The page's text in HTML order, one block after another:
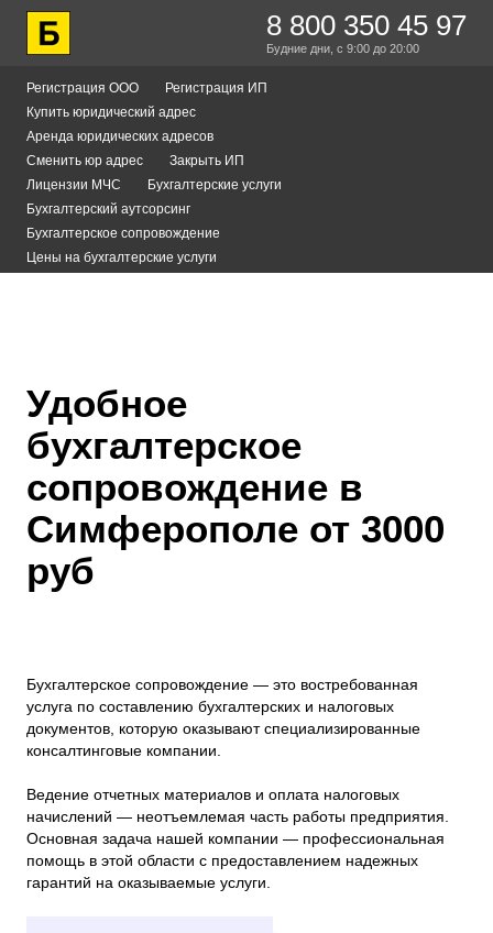
8 800 350 45 97
Будние дни, с 9:00 до 20:00
Регистрация ООО
Регистрация ИП
Купить юридический адрес
Аренда юридических адресов
Сменить юр адрес
Закрыть ИП
Лицензии МЧС
Бухгалтерские услуги
Бухгалтерский аутсорсинг
Бухгалтерское сопровождение
Цены на бухгалтерские услуги
Удобное
бухгалтерское
сопровождение в
Симферополе от 3000
руб
Бухгалтерское сопровождение — это востребованная
услуга по составлению бухгалтерских и налоговых
документов, которую оказывают специализированные
консалтинговые компании.
Ведение отчетных материалов и оплата налоговых
начислений — неотъемлемая часть работы предприятия.
Основная задача нашей компании — профессиональная
помощь в этой области с предоставлением надежных
гарантий на оказываемые услуги.